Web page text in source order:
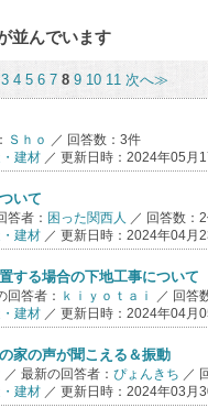
並んでいます
3 4 5 6 7 8 9 10 11 次へ≫
Ｓｈｏ
／ 回答数：3件
建材 ／ 更新日時：2024年05月
いて
答者： 困った関西人
／ 回答数：
建材 ／ 更新日時：2024年04月
する場合の下地工事について
回答者： ｋｉｙｏｔａｉ
／ 回答
建材 ／ 更新日時：2024年04月
家の声が聞こえる＆振動
／ 最新の回答者： ぴょんきち ／
建材 ／ 更新日時：2024年03月